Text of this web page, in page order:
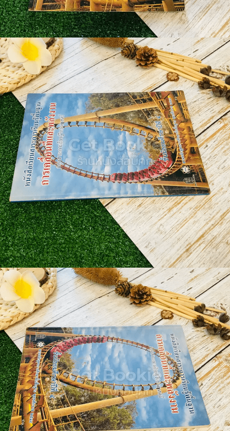
📕 นิตยสาร
🌎 International Books
🎲 Board Game
📅 สินค้าอื่นๆ